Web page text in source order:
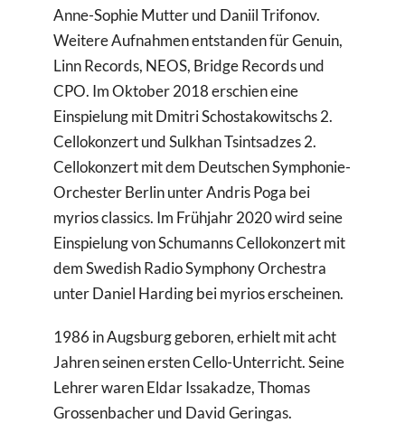
Anne-Sophie Mutter und Daniil Trifonov.
Weitere Aufnahmen entstanden für Genuin,
Linn Records, NEOS, Bridge Records und
CPO. Im Oktober 2018 erschien eine
Einspielung mit Dmitri Schostakowitschs 2.
Cellokonzert und Sulkhan Tsintsadzes 2.
Cellokonzert mit dem Deutschen Symphonie-
Orchester Berlin unter Andris Poga bei
myrios classics. Im Frühjahr 2020 wird seine
Einspielung von Schumanns Cellokonzert mit
dem Swedish Radio Symphony Orchestra
unter Daniel Harding bei myrios erscheinen.
1986 in Augsburg geboren, erhielt mit acht
Jahren seinen ersten Cello-Unterricht. Seine
Lehrer waren Eldar Issakadze, Thomas
Grossenbacher und David Geringas.